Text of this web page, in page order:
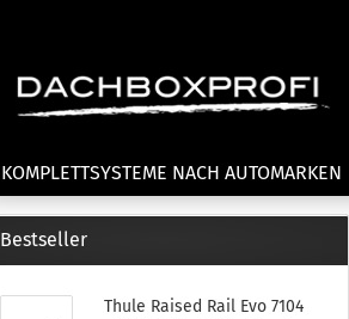
KOMPLETTSYSTEME NACH AUTOMARKEN
Dachfahrradträger
Bestseller
Thule Raised Rail Evo 7104